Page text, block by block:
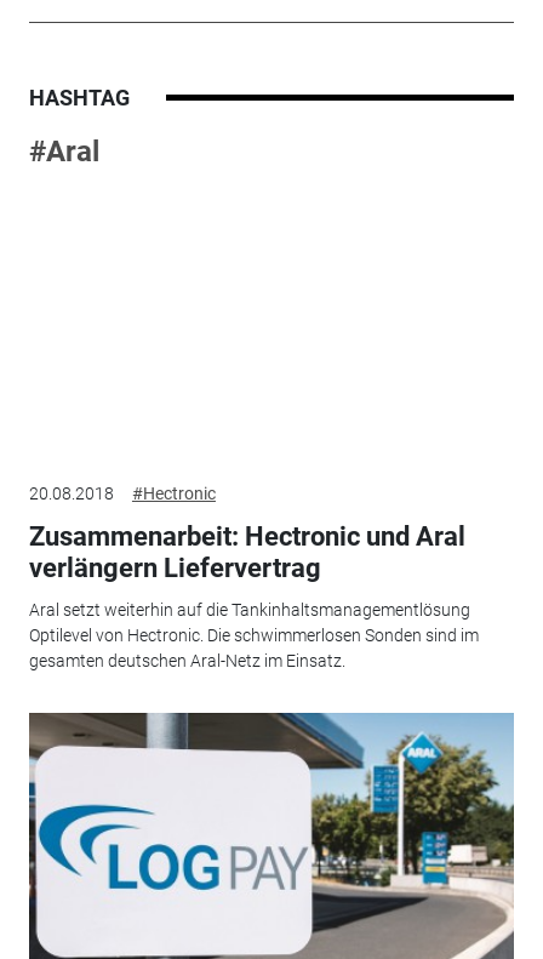
HASHTAG
#Aral
20.08.2018 #Hectronic
Zusammenarbeit: Hectronic und Aral
verlängern Liefervertrag
Aral setzt weiterhin auf die Tankinhaltsmanagementlösung
Optilevel von Hectronic. Die schwimmerlosen Sonden sind im
gesamten deutschen Aral-Netz im Einsatz.